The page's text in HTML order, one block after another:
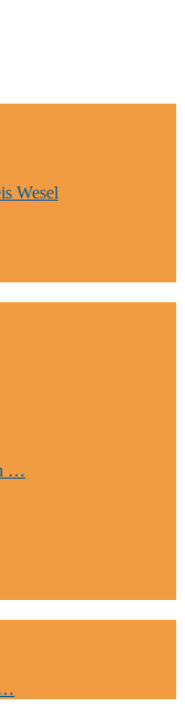
Wesel
…